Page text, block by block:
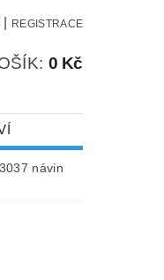
REGISTRACE
0 Kč
návin